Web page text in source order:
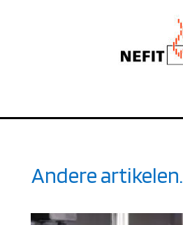
Andere artikelen.